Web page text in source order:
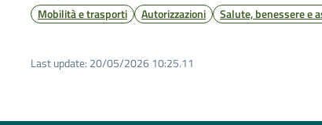
Mobilità e trasporti Autorizzazioni Salute, benessere e
Last update: 20/05/2026 10:25.11